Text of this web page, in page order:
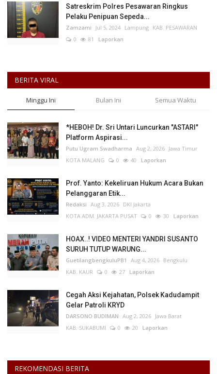
Satreskrim Polres Pesawaran Ringkus
Pelaku Penipuan Sepeda...
Zamzami Jul 5, 2024 Lampung KAB. PESAWARAN
0
81 Laporkan
BERITA VIRAL
Minggu Ini Bulan Ini Semua Waktu
*HEBOH! Dr. Sri Untari Luncurkan "ASTARI"
Platform Aspirasi...
Putu Ugram Swadharma Aug 2, 2026 Jawa Timur
KOTA MALANG
0 40 Laporkan
Prof. Yanto: Kekeliruan Hukum Acara Bukan
Pelanggaran Etik...
Redaksi Aug 3, 2026 DKI Jakarta
KOTA ADM. JAKARTA PUSAT
0 30 Laporkan
HOAX..! VIDEO MENTERI YANDRI SUSANTO
SURUH TUTUP WARUNG...
GuetilangbengkuluPB1 Aug 4, 2026 Bengkulu
KAB. KAUR
0 27 Laporkan
Cegah Aksi Kejahatan, Polsek Kadudampit
Gelar Patroli KRYD
DARSONO BUDIMAN Aug 2, 2026 Jawa Barat
KAB. SUKABUMI
0 20 Laporkan
REKOMENDASI BERITA